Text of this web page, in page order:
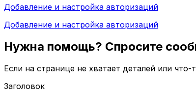
Добавление и настройка авторизаций
Добавление и настройка авторизаций
Нужна помощь? Спросите
Если на странице не хватает деталей или
Заголовок